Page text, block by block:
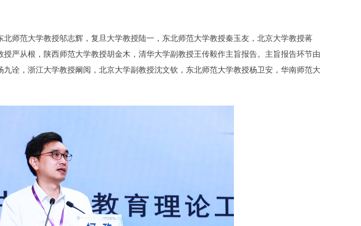
范大学教授邬志辉，复旦大学教授陆一，东北师范大学教授秦玉友，北京大学教授蒋
严从根，陕西师范大学教授胡金木，清华大学副教授王传毅作主旨报告。主旨报告环节由
九诠，浙江大学教授阚阅，北京大学副教授沈文钦，东北师范大学教授杨卫安，华南师范大